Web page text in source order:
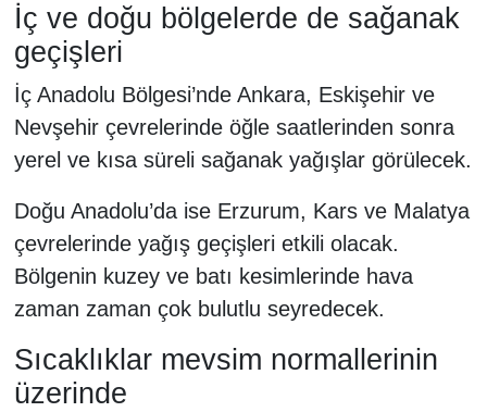
İç ve doğu bölgelerde de sağanak
geçişleri
İç Anadolu Bölgesi’nde Ankara, Eskişehir ve
Nevşehir çevrelerinde öğle saatlerinden sonra
yerel ve kısa süreli sağanak yağışlar görülecek.
Doğu Anadolu’da ise Erzurum, Kars ve Malatya
çevrelerinde yağış geçişleri etkili olacak.
Bölgenin kuzey ve batı kesimlerinde hava
zaman zaman çok bulutlu seyredecek.
Sıcaklıklar mevsim normallerinin
üzerinde